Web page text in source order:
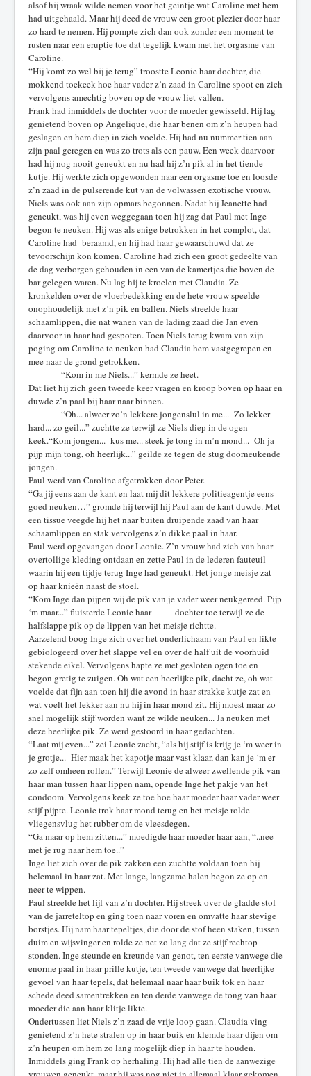
alsof hij wraak wilde nemen voor het geintje wat Caroline met hem
had uitgehaald. Maar hij deed de vrouw een groot plezier door haar
zo hard te nemen. Hij pompte zich dan ook zonder een moment te
rusten naar een eruptie toe dat tegelijk kwam met het orgasme van
Caroline.
“Hij komt zo wel bij je terug” troostte Leonie haar dochter, die
mokkend toekeek hoe haar vader z’n zaad in Caroline spoot en zich
vervolgens amechtig boven op de vrouw liet vallen.
Frank had inmiddels de dochter voor de moeder gewisseld. Hij lag
genietend boven op Angelique, die haar benen om z’n heupen had
geslagen en hem diep in zich voelde. Hij had nu nummer tien aan
zijn paal geregen en was zo trots als een pauw. Een week daarvoor
had hij nog nooit geneukt en nu had hij z’n pik al in het tiende
kutje. Hij werkte zich opgewonden naar een orgasme toe en loosde
z’n zaad in de pulserende kut van de volwassen exotische vrouw.
Niels was ook aan zijn opmars begonnen. Nadat hij Jeanette had
geneukt, was hij even weggegaan toen hij zag dat Paul met Inge
begon te neuken. Hij was als enige betrokken in het complot, dat
Caroline had beraamd, en hij had haar gewaarschuwd dat ze
tevoorschijn kon komen. Caroline had zich een groot gedeelte van
de dag verborgen gehouden in een van de kamertjes die boven de
bar gelegen waren. Nu lag hij te kroelen met Claudia. Ze
kronkelden over de vloerbedekking en de hete vrouw speelde
onophoudelijk met z’n pik en ballen. Niels streelde haar
schaamlippen, die nat wanen van de lading zaad die Jan even
daarvoor in haar had gespoten. Toen Niels terug kwam van zijn
poging om Caroline te neuken had Claudia hem vastgegrepen en
mee naar de grond getrokken.
“Kom in me Niels...” kermde ze heet.
Dat liet hij zich geen tweede keer vragen en kroop boven op haar en
duwde z’n paal bij haar naar binnen.
“Oh... alweer zo’n lekkere jongenslul in me... Zo lekker
hard... zo geil...” zuchtte ze terwijl ze Niels diep in de ogen
keek.“Kom jongen... kus me... steek je tong in m’n mond... Oh ja
pijp mijn tong, oh heerlijk...” geilde ze tegen de stug doorneukende
jongen.
Paul werd van Caroline afgetrokken door Peter.
“Ga jij eens aan de kant en laat mij dit lekkere politieagentje eens
goed neuken…” gromde hij terwijl hij Paul aan de kant duwde. Met
een tissue veegde hij het naar buiten druipende zaad van haar
schaamlippen en stak vervolgens z’n dikke paal in haar.
Paul werd opgevangen door Leonie. Z’n vrouw had zich van haar
overtollige kleding ontdaan en zette Paul in de lederen fauteuil
waarin hij een tijdje terug Inge had geneukt. Het jonge meisje zat
op haar knieën naast de stoel.
“Kom Inge dan pijpen wij de pik van je vader weer neukgereed. Pijp
‘m maar...” fluisterde Leonie haar dochter toe terwijl ze de
halfslappe pik op de lippen van het meisje richtte.
Aarzelend boog Inge zich over het onderlichaam van Paul en likte
gebiologeerd over het slappe vel en over de half uit de voorhuid
stekende eikel. Vervolgens hapte ze met gesloten ogen toe en
begon gretig te zuigen. Oh wat een heerlijke pik, dacht ze, oh wat
voelde dat fijn aan toen hij die avond in haar strakke kutje zat en
wat voelt het lekker aan nu hij in haar mond zit. Hij moest maar zo
snel mogelijk stijf worden want ze wilde neuken... Ja neuken met
deze heerlijke pik. Ze werd gestoord in haar gedachten.
“Laat mij even...” zei Leonie zacht, “als hij stijf is krijg je ‘m weer in
je grotje... Hier maak het kapotje maar vast klaar, dan kan je ‘m er
zo zelf omheen rollen.” Terwijl Leonie de alweer zwellende pik van
haar man tussen haar lippen nam, opende Inge het pakje van het
condoom. Vervolgens keek ze toe hoe haar moeder haar vader weer
stijf pijpte. Leonie trok haar mond terug en het meisje rolde
vliegensvlug het rubber om de vleesdegen.
“Ga maar op hem zitten...” moedigde haar moeder haar aan, “..nee
met je rug naar hem toe..”
Inge liet zich over de pik zakken een zuchtte voldaan toen hij
helemaal in haar zat. Met lange, langzame halen begon ze op en
neer te wippen.
Paul streelde het lijf van z’n dochter. Hij streek over de gladde stof
van de jarreteltop en ging toen naar voren en omvatte haar stevige
borstjes. Hij nam haar tepeltjes, die door de stof heen staken, tussen
duim en wijsvinger en rolde ze net zo lang dat ze stijf rechtop
stonden. Inge steunde en kreunde van genot, ten eerste vanwege die
enorme paal in haar prille kutje, ten tweede vanwege dat heerlijke
gevoel van haar tepels, dat helemaal naar haar buik tok en haar
schede deed samentrekken en ten derde vanwege de tong van haar
moeder die aan haar klitje likte.
Ondertussen liet Niels z’n zaad de vrije loop gaan. Claudia ving
genietend z’n hete stralen op in haar buik en klemde haar dijen om
z’n heupen om hem zo lang mogelijk diep in haar te houden.
Inmiddels ging Frank op herhaling. Hij had alle tien de aanwezige